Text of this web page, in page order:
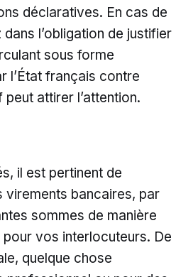
déclaratives. En cas de
l’obligation de justifier
sous forme
l’État français contre
attirer l’attention.
il est pertinent de
virements bancaires, par
sommes de manière
vos interlocuteurs. De
quelque chose